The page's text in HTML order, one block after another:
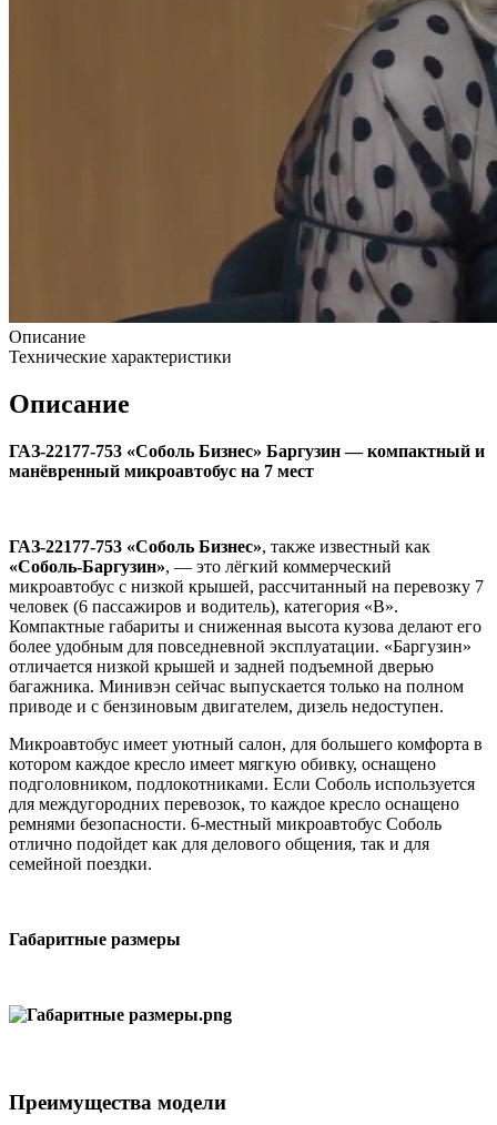
Описание
Технические характеристики
Описание
ГАЗ-22177-753 «Соболь Бизнес» Баргузин — компактный и
манёвренный микроавтобус на 7 мест
ГАЗ-22177-753 «Соболь Бизнес», также известный как
«Соболь-Баргузин», — это лёгкий коммерческий
микроавтобус с низкой крышей, рассчитанный на перевозку 7
человек (6 пассажиров и водитель), категория «B».
Компактные габариты и сниженная высота кузова делают его
более удобным для повседневной эксплуатации. «Баргузин»
отличается низкой крышей и задней подъемной дверью
багажника. Минивэн сейчас выпускается только на полном
приводе и с бензиновым двигателем, дизель недоступен.
Микроавтобус имеет уютный салон, для большего комфорта в
котором каждое кресло имеет мягкую обивку, оснащено
подголовником, подлокотниками. Если Соболь используется
для междугородних перевозок, то каждое кресло оснащено
ремнями безопасности. 6-местный микроавтобус Соболь
отлично подойдет как для делового общения, так и для
семейной поездки.
Габаритные размеры
Преимущества модели